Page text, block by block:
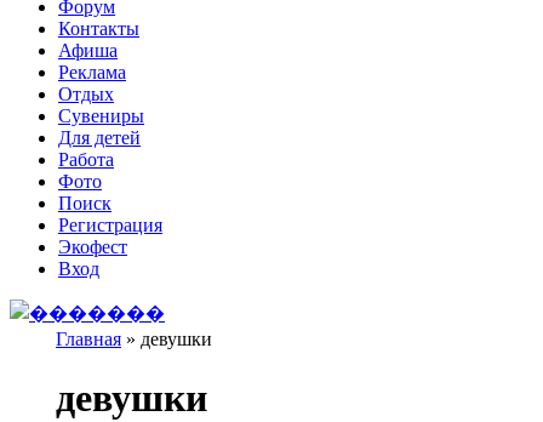
Форум
Контакты
Афиша
Реклама
Отдых
Сувениры
Для детей
Работа
Фото
Поиск
Регистрация
Экофест
Вход
Главная » девушки
девушки